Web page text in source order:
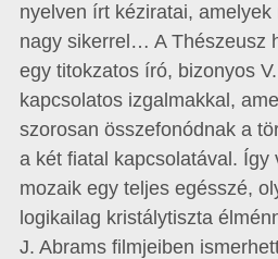
nyelven írt kéziratai,
nagy sikerrel… A Thészeusz
egy titokzatos író, bizonyos
kapcsolatos izgalmakkal,
szorosan összefonódnak a
a két fiatal kapcsolatával. Így
mozaik egy teljes egésszé,
logikailag kristálytiszta
J. Abrams filmjeiben